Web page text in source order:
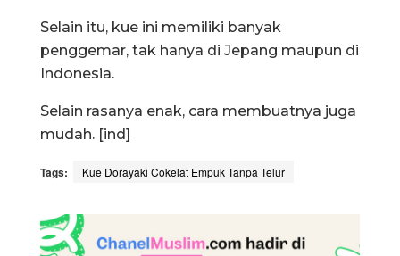
Selain itu, kue ini memiliki banyak
penggemar, tak hanya di Jepang maupun di
Indonesia.
Selain rasanya enak, cara membuatnya juga
mudah. [ind]
Tags: Kue Dorayaki Cokelat Empuk Tanpa Telur